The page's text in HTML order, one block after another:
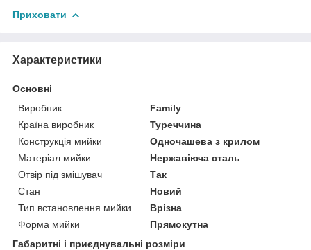
Приховати
Характеристики
Основні
Виробник
Family
Країна виробник
Туреччина
Конструкція мийки
Одночашева з крилом
Матеріал мийки
Нержавіюча сталь
Отвір під змішувач
Так
Стан
Новий
Тип встановлення мийки
Врізна
Форма мийки
Прямокутна
Габаритні і приєднувальні розміри